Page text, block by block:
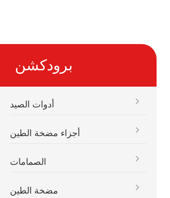
برودكشن
أدوات الصيد
أجزاء مضخة الطين
الصمامات
مضخة الطين